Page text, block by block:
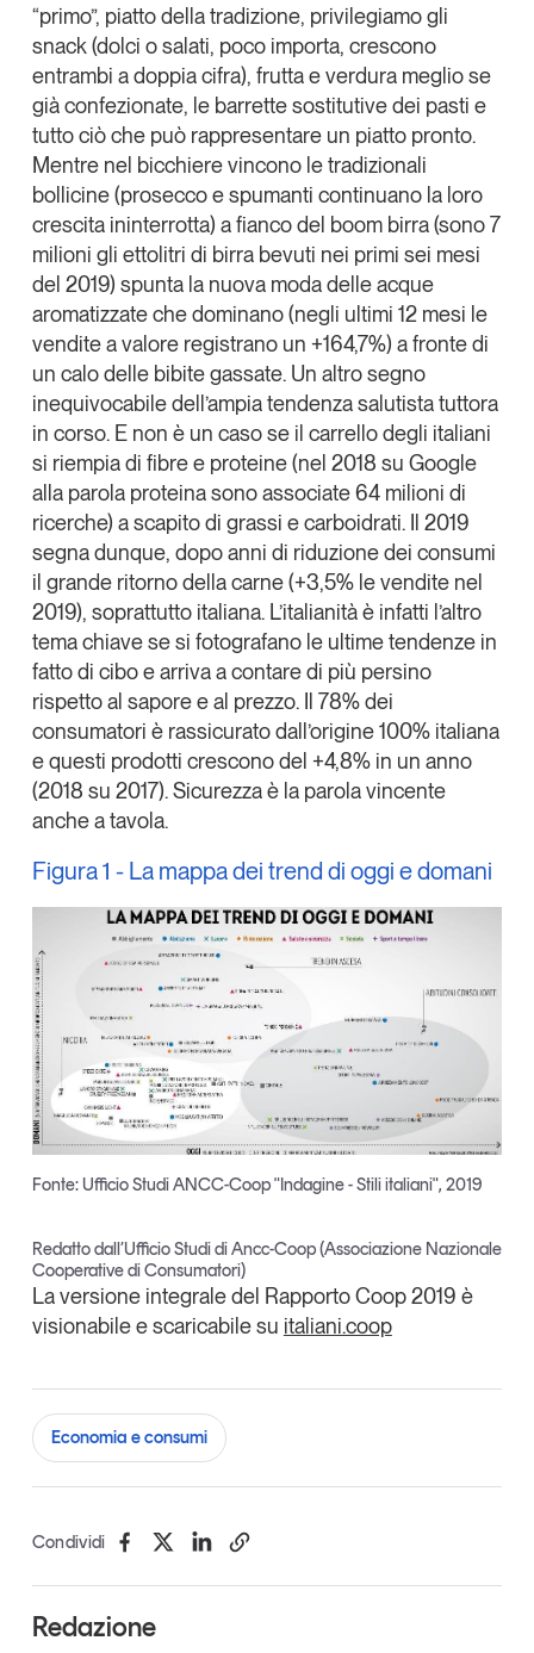
“primo”, piatto della tradizione, privilegiamo gli
snack (dolci o salati, poco importa, crescono
entrambi a doppia cifra), frutta e verdura meglio se
già confezionate, le barrette sostitutive dei pasti e
tutto ciò che può rappresentare un piatto pronto.
Mentre nel bicchiere vincono le tradizionali
bollicine (prosecco e spumanti continuano la loro
crescita ininterrotta) a fianco del boom birra (sono 7
milioni gli ettolitri di birra bevuti nei primi sei mesi
del 2019) spunta la nuova moda delle acque
aromatizzate che dominano (negli ultimi 12 mesi le
vendite a valore registrano un +164,7%) a fronte di
un calo delle bibite gassate. Un altro segno
inequivocabile dell’ampia tendenza salutista tuttora
in corso. E non è un caso se il carrello degli italiani
si riempia di fibre e proteine(nel 2018 su Google
alla parola proteina sono associate 64 milioni di
ricerche) a scapito di grassi e carboidrati. Il 2019
segna dunque, dopo anni di riduzione dei consumi
il grande ritorno della carne (+3,5% le vendite nel
2019), soprattutto italiana. L’italianità è infatti l’altro
tema chiave se si fotografano le ultime tendenze in
fatto di ciboe arriva a contare di più persino
rispetto al sapore e al prezzo. Il 78% dei
consumatori è rassicurato dall’origine 100% italiana
e questi prodotti crescono del +4,8% in un anno
(2018 su 2017). Sicurezza è la parola vincente
anche a tavola.
Figura 1 - La mappa dei trend di oggi e domani
Fonte: Ufficio Studi ANCC-Coop "Indagine - Stili italiani", 2019
Redatto dall’Ufficio Studi di Ancc-Coop (Associazione Nazionale
Cooperative di Consumatori)
La versione integrale del Rapporto Coop 2019 è
visionabile e scaricabile su italiani.coop
Economia e consumi
Condividi
Redazione